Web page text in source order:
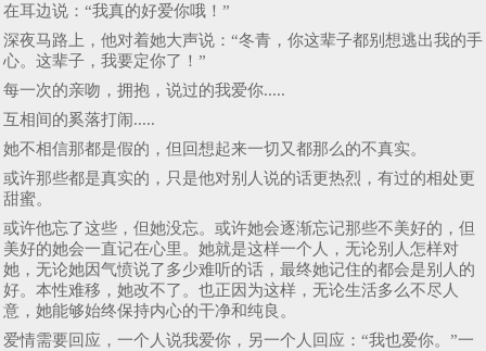
在耳边说：“我真的好爱你哦！”
深夜马路上，他对着她大声说：“冬青，你这辈子都别想逃出我的手
心。这辈子，我要定你了！”
每一次的亲吻，拥抱，说过的我爱你.....
互相间的奚落打闹.....
她不相信那都是假的，但回想起来一切又都那么的不真实。
或许那些都是真实的，只是他对别人说的话更热烈，有过的相处更
甜蜜。
或许他忘了这些，但她没忘。或许她会逐渐忘记那些不美好的，但
美好的她会一直记在心里。她就是这样一个人，无论别人怎样对
她，无论她因气愤说了多少难听的话，最终她记住的都会是别人的
好。本性难移，她改不了。也正因为这样，无论生活多么不尽人
意，她能够始终保持内心的干净和纯良。
爱情需要回应，一个人说我爱你，另一个人回应：“我也爱你。”一